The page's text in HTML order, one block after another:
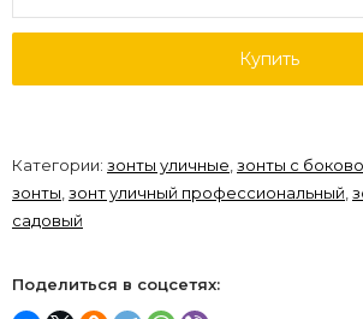
Купить
Категории: зонты уличные зонты с
зонты зонт уличный профессиональный
садовый
Поделиться в соцсетях: